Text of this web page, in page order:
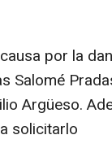
por la
Salomé
Argüeso.
solicitarlo